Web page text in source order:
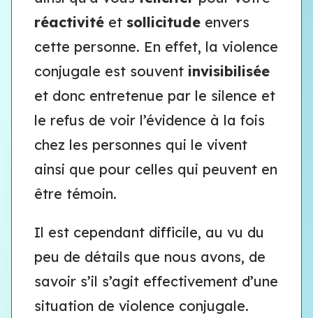
réactivité et sollicitude envers
cette personne. En effet, la violence
conjugale est souvent invisibilisée
et donc entretenue par le silence et
le refus de voir l’évidence à la fois
chez les personnes qui le vivent
ainsi que pour celles qui peuvent en
être témoin.
Il est cependant difficile, au vu du
peu de détails que nous avons, de
savoir s’il s’agit effectivement d’une
situation de violence conjugale.